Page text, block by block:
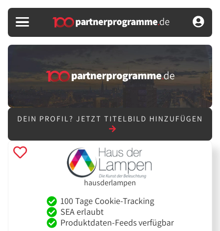
DEIN PROFIL? JETZT TITELBILD HINZUFÜGEN
hausderlampen
100 Tage Cookie-Tracking
SEA erlaubt
Produktdaten-Feeds verfügbar